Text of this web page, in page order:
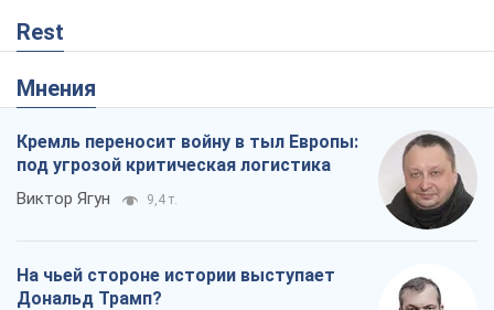
Rest
Мнения
Кремль переносит войну в тыл Европы:
под угрозой критическая логистика
Виктор Ягун 9,4 т.
На чьей стороне истории выступает
Дональд Трамп?